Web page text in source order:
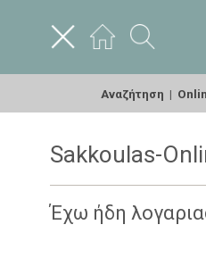
Αναζήτηση |
Sakkoulas-
Έχω ήδη